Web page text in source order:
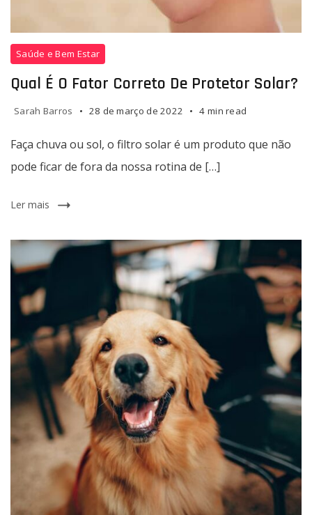
Saúde e Bem Estar
Qual É O Fator Correto De Protetor Solar?
Sarah Barros 28 de março de 2022 4 min read
Faça chuva ou sol, o filtro solar é um produto que não
pode ficar de fora da nossa rotina de […]
Ler mais